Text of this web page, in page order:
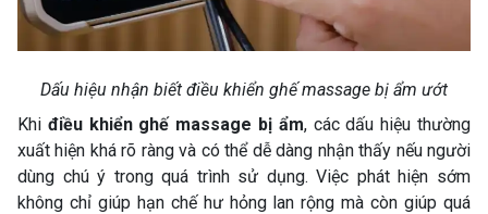
Dấu hiệu nhận biết điều khiển ghế massage bị ẩm ướt
Khi điều khiển ghế massage bị ẩm, các dấu hiệu thường
xuất hiện khá rõ ràng và có thể dễ dàng nhận thấy nếu người
dùng chú ý trong quá trình sử dụng. Việc phát hiện sớm
không chỉ giúp hạn chế hư hỏng lan rộng mà còn giúp quá